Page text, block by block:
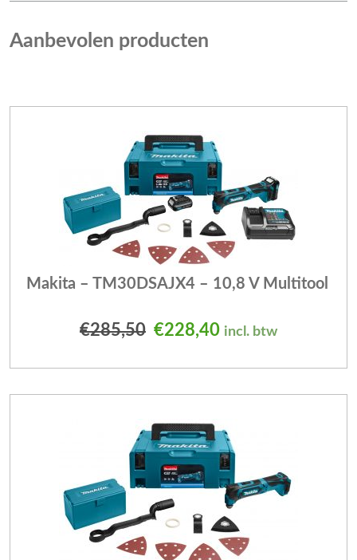
Aanbevolen producten
Makita – TM30DSAJX4 – 10,8 V Multitool
€285,50 Oorspronkelijke prijs
€228,40Huidige prijs is:
incl. btw